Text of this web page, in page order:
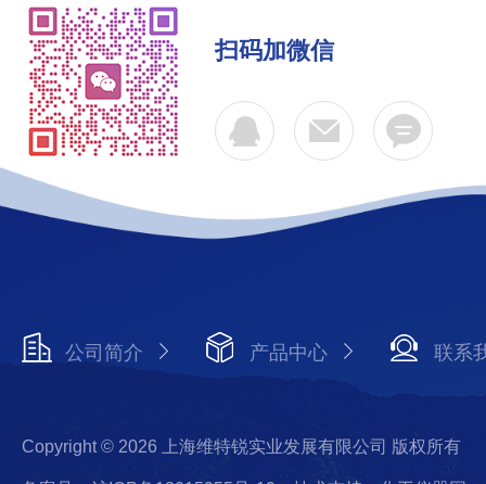
扫码加微信
公司简介 产品中心 联系
Copyright © 2026 上海维特锐实业发展有限公司 版权所有